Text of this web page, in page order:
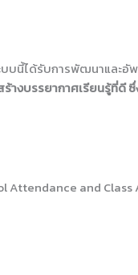
ได้รับการพัฒนาและอั
างบรรยากาศเรียนรู้ที่
and